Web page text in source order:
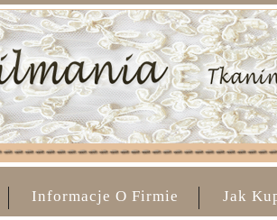
Informacje O Firmie Jak